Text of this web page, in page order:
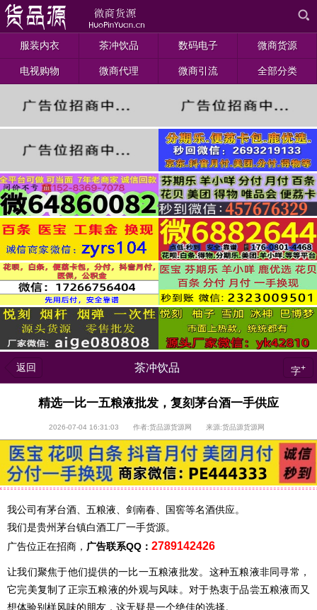
服装内衣 茶冲饮品 数码电子 微商货源
电视购物 微商代理 微商引流 全部分类
返回 茶冲饮品 字+
精选一比一五粮液批发，复刻茅台酒一手供应
2026-07-04 16:31:03 作者:货品源货源网 来源:货品源货源网
我公司有茅台酒、五粮液、剑南春、国窖等名酒供应。
我们是贵州茅台镇白酒工厂一手货源。
广告位正在招商， 广告联系QQ： 2789142426
让我们聚焦于他们提供的一比一五粮液批发。这种五粮液非同寻常，
它完美复制了正宗五粮液的外观与风味。对于热衷于品尝五粮液而又
想体验别样风味的朋友，这无疑是一个绝佳的选择。